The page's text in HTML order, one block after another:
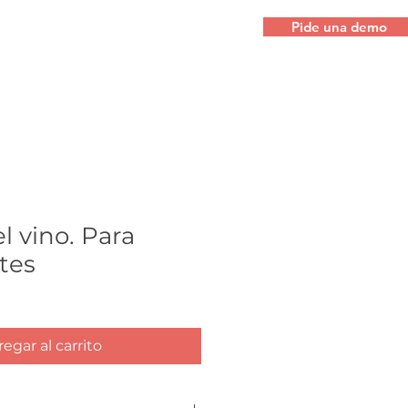
Pide una demo
vino. Para
al carrito